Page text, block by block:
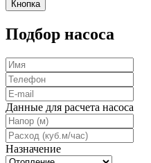
Кнопка
Подбор насоса
Данные для расчета насоса
Назначение